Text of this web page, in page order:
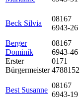
Beck Silvia
08167
6943-26
Berger
Dominik
Erster
Bürgermeister
08167
6943-46
0171
4788152
Best Susanne
08167
6943-19